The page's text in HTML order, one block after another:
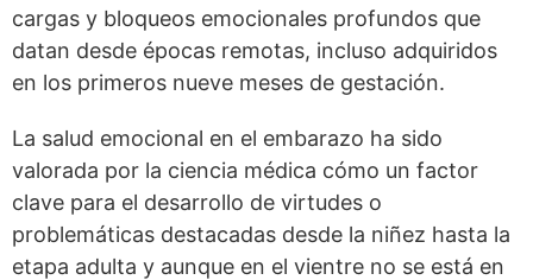
cargas y bloqueos emocionales profundos que
datan desde épocas remotas, incluso adquiridos
en los primeros nueve meses de gestación.
La salud emocional en el embarazo ha sido
valorada por la ciencia médica cómo un factor
clave para el desarrollo de virtudes o
problemáticas destacadas desde la niñez hasta la
etapa adulta y aunque en el vientre no se está en